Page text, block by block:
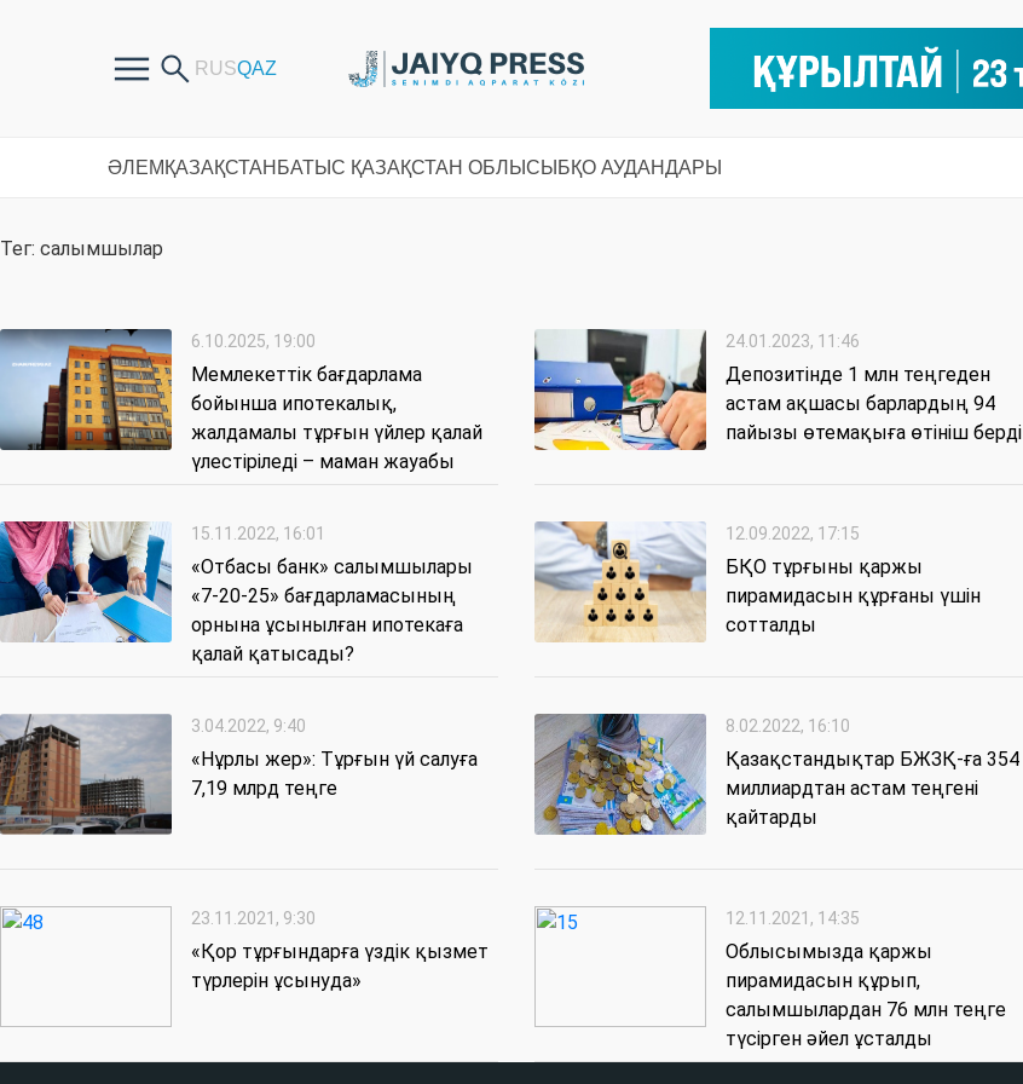
ӘЛЕМ ҚАЗАҚСТАН БАТЫС ҚАЗАҚСТАН ОБЛЫСЫ БҚО АУДАНДАРЫ
Тег: салымшылар
6.10.2025, 19:00
Мемлекеттік бағдарлама
бойынша ипотекалық,
жалдамалы тұрғын үйлер қалай
үлестіріледі – маман жауабы
24.01.2023, 11:46
Депозитінде 1 млн теңгеден
астам ақшасы барлардың 94
пайызы өтемақыға өтініш берді
15.11.2022, 16:01
«Отбасы банк» салымшылары
«7-20-25» бағдарламасының
орнына ұсынылған ипотекаға
қалай қатысады?
12.09.2022, 17:15
БҚО тұрғыны қаржы
пирамидасын құрғаны үшін
сотталды
3.04.2022, 9:40
«Нұрлы жер»: Тұрғын үй салуға
7,19 млрд теңге
8.02.2022, 16:10
Қазақстандықтар БЖЗҚ-ға 354
миллиардтан астам теңгені
қайтарды
23.11.2021, 9:30
«Қор тұрғындарға үздік қызмет
түрлерін ұсынуда»
12.11.2021, 14:35
Облысымызда қаржы
пирамидасын құрып,
салымшылардан 76 млн теңге
түсірген әйел ұсталды